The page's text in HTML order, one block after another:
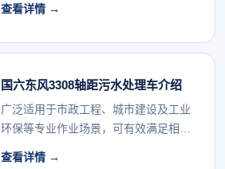
查看详情 →
国六东风3308轴距污水处理车介绍
广泛适用于市政工程、城市建设及工业
环保等专业作业场景，可有效满足相关
查看详情 →